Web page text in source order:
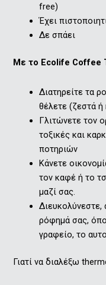
free)
Έχει
Δε σπάει
Mε το Ecolife Coffee
Διατηρείτε τα
θέλετε (ζεστά
Γλιτώνετε τον
τοξικές και
ποτηριών
Κάνετε
τον καφέ ή το
μαζί σας.
Διευκολύνεστε,
ρόφημά σας,
γραφείο, το
Γιατί να διαλέξω